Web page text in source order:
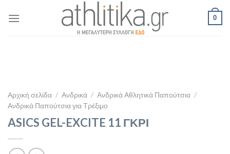
0
Αρχική σελίδα / Ανδρικά / Ανδρικά Αθλητικά Παπούτσια /
Ανδρικά Παπούτσια για Τρέξιμο
ASICS GEL-EXCITE 11 ΓΚΡΙ